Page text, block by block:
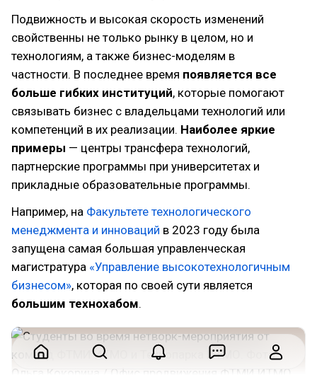
Подвижность и высокая скорость изменений
свойственны не только рынку в целом, но и
технологиям, а также бизнес-моделям в
частности. В последнее время появляется все
больше гибких институций, которые помогают
связывать бизнес с владельцами технологий или
компетенций в их реализации. Наиболее яркие
примеры — центры трансфера технологий,
партнерские программы при университетах и
прикладные образовательные программы.
Например, на Факультете технологического
менеджмента и инноваций в 2023 году была
запущена самая большая управленческая
магистратура «Управление высокотехнологичным
бизнесом», которая по своей сути является
большим технохабом.